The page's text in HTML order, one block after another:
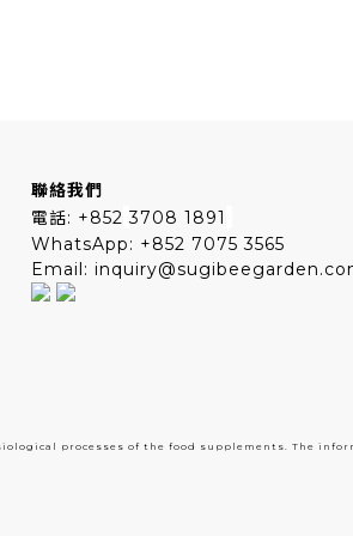
聯絡我們
電話: +852 3708 1891
WhatsApp: +852 7075 3565
Email:
processes of the food supplements. The